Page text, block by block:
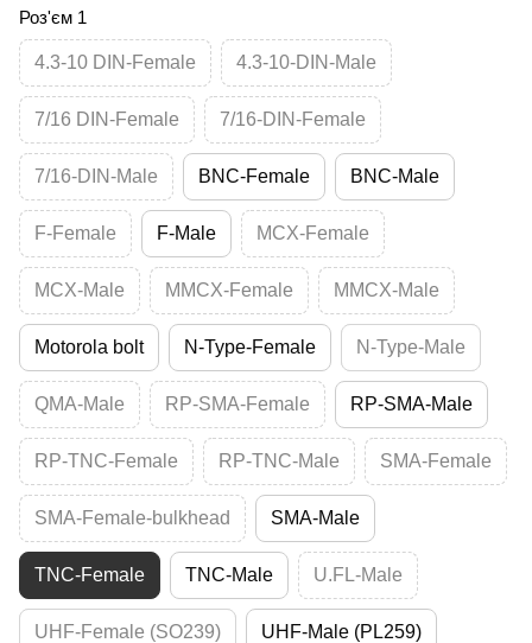
Роз'єм 1
4.3-10 DIN-Female 4.3-10-DIN-Male
7/16 DIN-Female 7/16-DIN-Female
7/16-DIN-Male BNC-Female BNC-Male
F-Female F-Male MCX-Female
MCX-Male MMCX-Female MMCX-Male
Motorola bolt N-Type-Female N-Type-Male
QMA-Male RP-SMA-Female RP-SMA-Male
RP-TNC-Female RP-TNC-Male SMA-Female
SMA-Female-bulkhead SMA-Male
TNC-Female TNC-Male U.FL-Male
UHF-Female (SO239) UHF-Male (PL259)